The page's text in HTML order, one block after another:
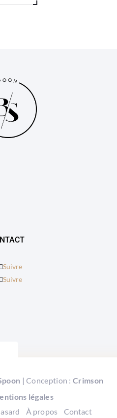
Suivre
Suivre
| Conception :Crimson
légales
À propos Contact